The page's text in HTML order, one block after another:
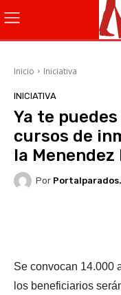
Inicio Iniciativa
INICIATIVA
Ya te
cursos de
la Menendez
Por
Se convocan 14.000
los beneficiarios